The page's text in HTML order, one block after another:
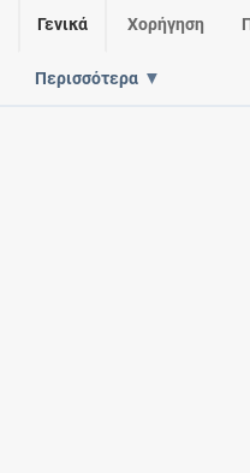
Γενικά Χορήγηση
Περισσότερα